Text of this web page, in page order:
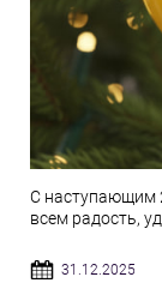
С наступающим
всем радость,
31.12.2025